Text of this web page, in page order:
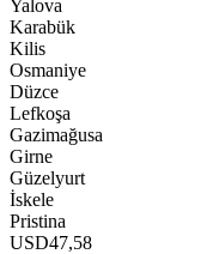
Yalova
Karabük
Kilis
Osmaniye
Düzce
Lefkoşa
Gazimağusa
Girne
Güzelyurt
İskele
Pristina
USD47,58